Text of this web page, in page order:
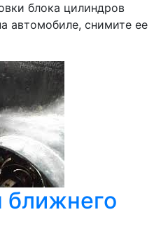
блока цилиндров
автомобиле, снимите ее